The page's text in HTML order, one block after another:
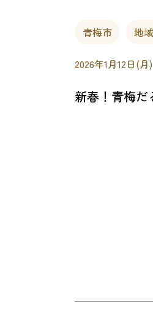
青梅市 地
2026年1月12日(月)
新春！青梅だ